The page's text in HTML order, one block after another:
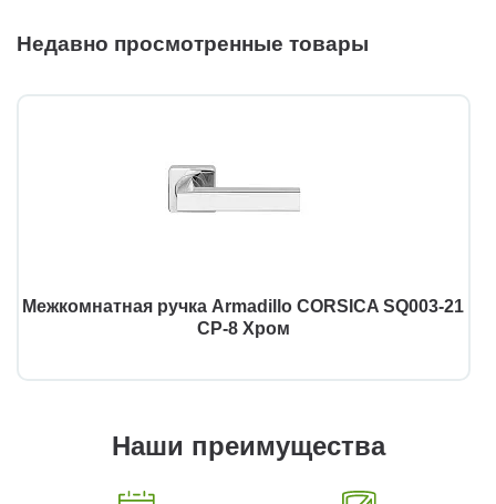
Недавно просмотренные товары
Межкомнатная ручка Armadillo CORSICA SQ003-21
CP-8 Хром
Наши преимущества